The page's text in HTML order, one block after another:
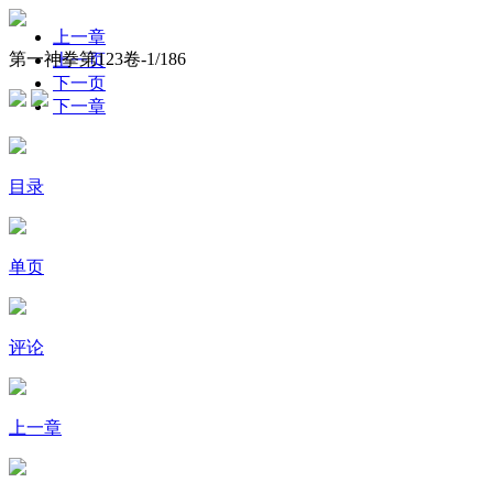
第一神拳第123卷-1/186
上一章
上一页
下一页
下一章
目录
单页
评论
上一章